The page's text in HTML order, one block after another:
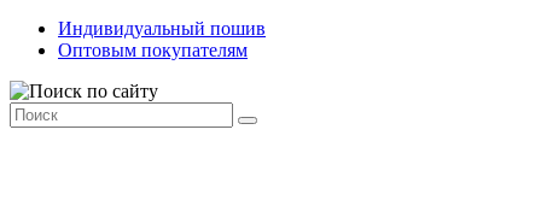
Индивидуальный пошив
Оптовым покупателям